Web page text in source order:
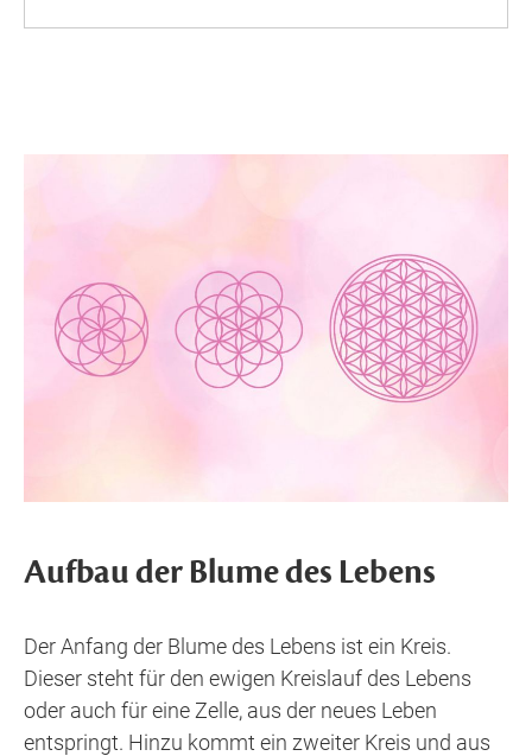
Aufbau der Blume des Lebens
Der Anfang der Blume des Lebens ist ein Kreis.
Dieser steht für den ewigen Kreislauf des Lebens
oder auch für eine Zelle, aus der neues Leben
entspringt. Hinzu kommt ein zweiter Kreis und aus